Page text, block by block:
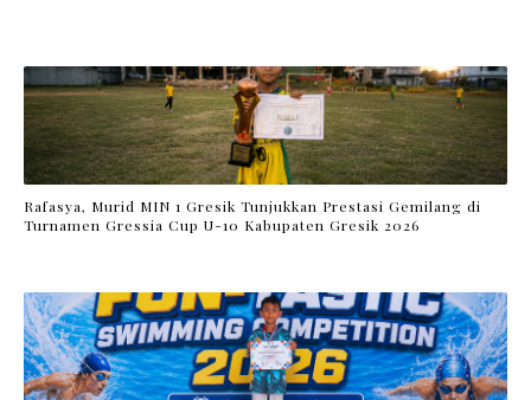
Rafasya, Murid MIN 1 Gresik Tunjukkan Prestasi Gemilang di
Turnamen Gressia Cup U-10 Kabupaten Gresik 2026